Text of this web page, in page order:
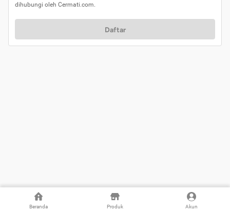
Beranda Produk Akun
dihubungi oleh Cermati.com.
Daftar